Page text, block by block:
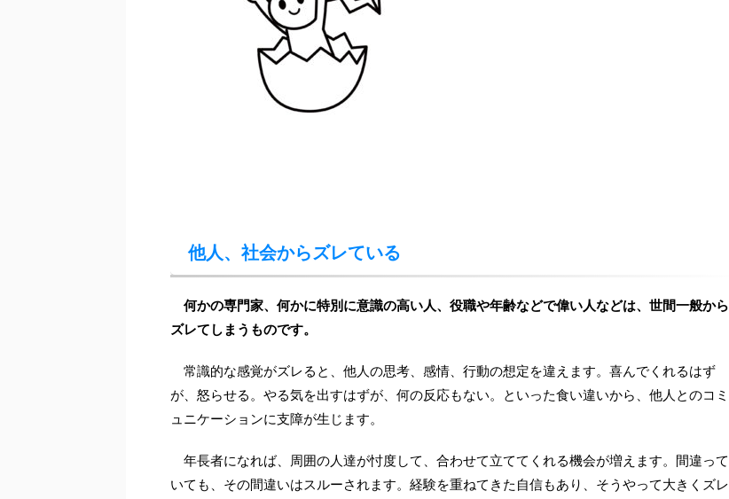
他人、社会からズレている
何かの専門家、何かに特別に意識の高い人、役職や年齢などで偉い人などは、世間一般から
ズレてしまうものです。
常識的な感覚がズレると、他人の思考、感情、行動の想定を違えます。喜んでくれるはず
が、怒らせる。やる気を出すはずが、何の反応もない。といった食い違いから、他人とのコミ
ュニケーションに支障が生じます。
年長者になれば、周囲の人達が忖度して、合わせて立ててくれる機会が増えます。間違って
いても、その間違いはスルーされます。経験を重ねてきた自信もあり、そうやって大きくズレ